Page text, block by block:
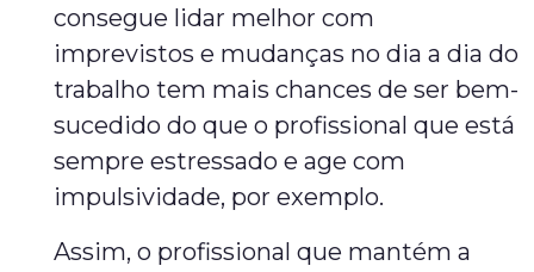
consegue lidar melhor com
imprevistos e mudanças no dia a dia do
trabalho tem mais chances de ser bem-
sucedido do que o profissional que está
sempre estressado e age com
impulsividade, por exemplo.
Assim, o profissional que mantém a